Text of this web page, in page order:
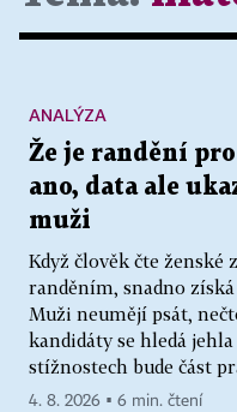
Že je randění
ano, data ale
muži
Když člověk čte ženské
randěním, snadno
Muži neumějí psát,
kandidáty se hledá
stížnostech bude část
ANALÝZA
4. 8. 2026 ▪ 6 min. čtení